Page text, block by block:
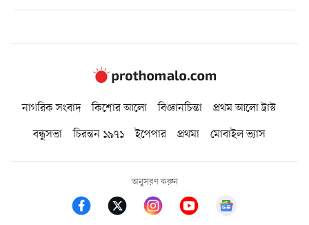
নাগরিক সংবাদ কিশোর আলো বিজ্ঞানচিন্তা
প্রথম আলো ট্রাস্ট
বন্ধুসভা
চিরন্তন ১৯৭১ ইপেপার প্রথমা মোবাইল ভ্যাস
অনুসরণ করুন